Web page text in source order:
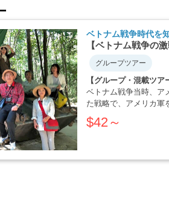
ベトナム戦争時代を
【ベトナム戦争の
グループツアー
【グループ・混載ツア
ベトナム戦争当時、ア
た戦略で、アメリカ軍
か・・・・・
$42～